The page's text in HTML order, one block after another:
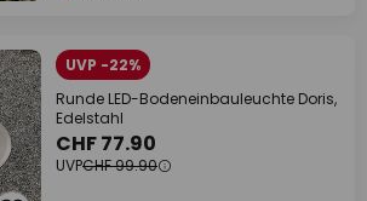
UVP -22%
Runde LED-Bodeneinbauleuchte Doris,
Edelstahl
CHF 77.90
UVPCHF 99.90